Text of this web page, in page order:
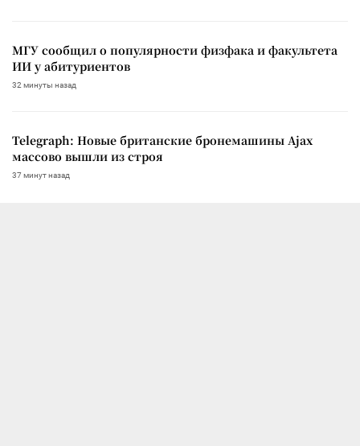
МГУ сообщил о популярности физфака и факультета
ИИ у абитуриентов
32 минуты назад
Telegraph: Новые британские бронемашины Ajax
массово вышли из строя
37 минут назад